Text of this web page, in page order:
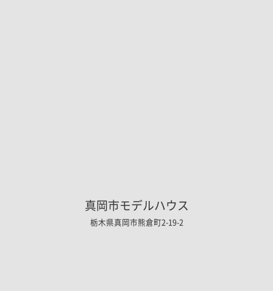
真岡市モデルハウス
栃木県真岡市熊倉町2-19-2